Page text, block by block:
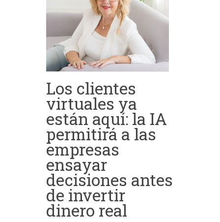
Los clientes
virtuales ya
están aquí: la IA
permitirá a las
empresas
ensayar
decisiones antes
de invertir
dinero real